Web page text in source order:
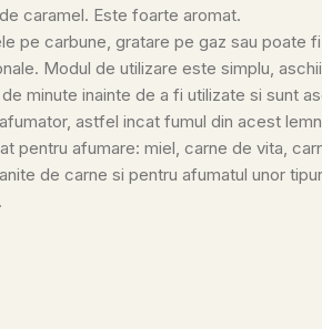
caramel. Este foarte aromat.
pe carbune, gratare pe gaz sau poate
Modul de utilizare este simplu,
minute inainte de a fi utilizate si sunt
astfel incat fumul din acest
pentru afumare: miel, carne de vita,
de carne si pentru afumatul unor